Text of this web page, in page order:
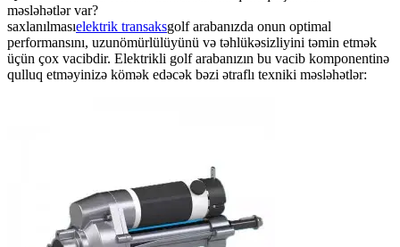
məsləhətlər var?
saxlanılmasıelektrik transaksgolf arabanızda onun optimal
performansını, uzunömürlülüyünü və təhlükəsizliyini təmin etmək
üçün çox vacibdir. Elektrikli golf arabanızın bu vacib komponentinə
qulluq etməyinizə kömək edəcək bəzi ətraflı texniki məsləhətlər: